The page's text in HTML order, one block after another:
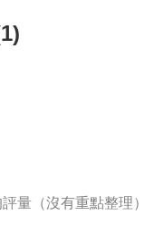
量（沒有重點整理）